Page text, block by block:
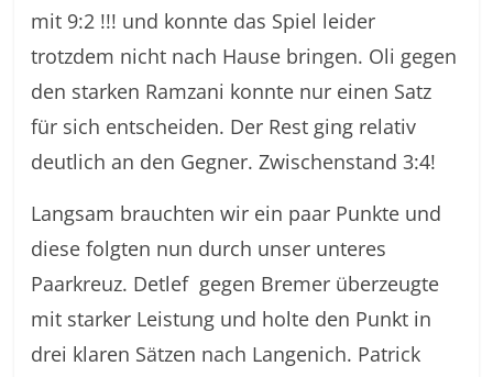
mit 9:2 !!! und konnte das Spiel leider
trotzdem nicht nach Hause bringen. Oli gegen
den starken Ramzani konnte nur einen Satz
für sich entscheiden. Der Rest ging relativ
deutlich an den Gegner. Zwischenstand 3:4!
Langsam brauchten wir ein paar Punkte und
diese folgten nun durch unser unteres
Paarkreuz. Detlef gegen Bremer überzeugte
mit starker Leistung und holte den Punkt in
drei klaren Sätzen nach Langenich. Patrick